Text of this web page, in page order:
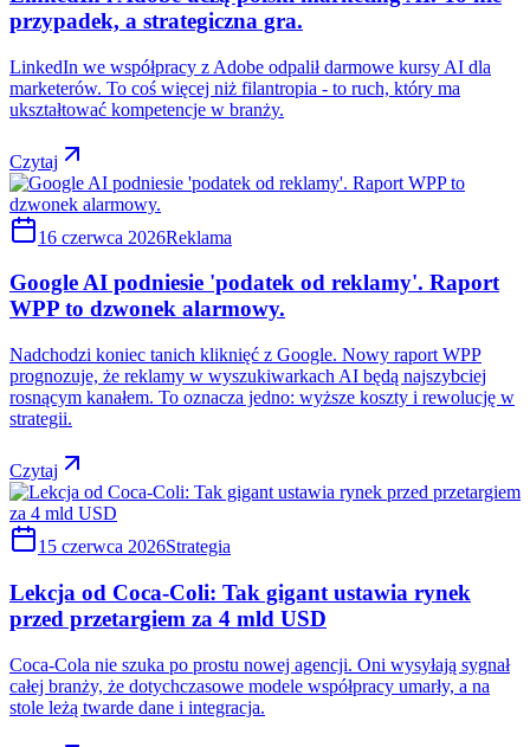
przypadek, a strategiczna gra.
LinkedIn we współpracy z Adobe odpalił darmowe kursy AI dla
marketerów. To coś więcej niż filantropia - to ruch, który ma
ukształtować kompetencje w branży.
Czytaj
16 czerwca 2026Reklama
Google AI podniesie 'podatek od reklamy'. Raport
WPP to dzwonek alarmowy.
Nadchodzi koniec tanich kliknięć z Google. Nowy raport WPP
prognozuje, że reklamy w wyszukiwarkach AI będą najszybciej
rosnącym kanałem. To oznacza jedno: wyższe koszty i rewolucję w
strategii.
Czytaj
15 czerwca 2026Strategia
Lekcja od Coca-Coli: Tak gigant ustawia rynek
przed przetargiem za 4 mld USD
Coca-Cola nie szuka po prostu nowej agencji. Oni wysyłają sygnał
całej branży, że dotychczasowe modele współpracy umarły, a na
stole leżą twarde dane i integracja.